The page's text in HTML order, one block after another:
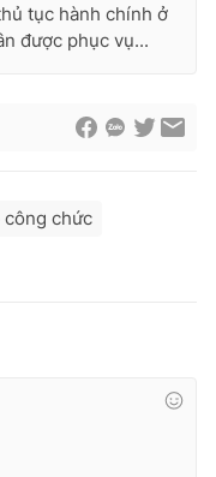
tục hành chính ở
được phục vụ...
công chức